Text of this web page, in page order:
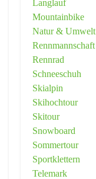
Langlauf
Mountainbike
Natur & Umwelt
Rennmannschaft
Rennrad
Schneeschuh
Skialpin
Skihochtour
Skitour
Snowboard
Sommertour
Sportklettern
Telemark